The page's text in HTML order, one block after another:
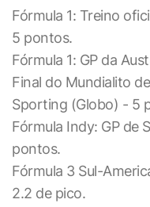
Fórmula 1: Treino
5 pontos.
Fórmula 1: GP da
Final do Mundialito
Sporting (Globo) - 5
Fórmula Indy: GP de
pontos.
Fórmula 3 Sul-
2.2 de pico.